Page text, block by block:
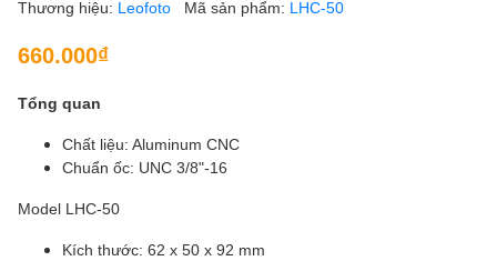
Thương hiệu: Leofoto Mã sản phẩm: LHC-50
660.000₫
Tổng quan
Chất liệu: Aluminum CNC
Chuẩn ốc: UNC 3/8"-16
Model LHC-50
Kích thước: 62 x 50 x 92 mm